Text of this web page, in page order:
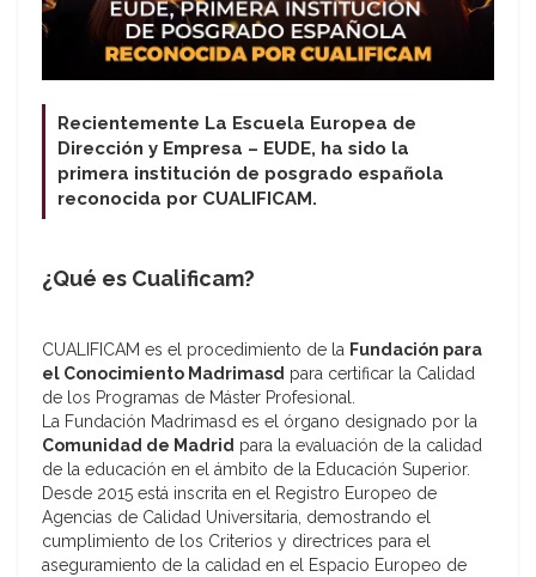
Recientemente La Escuela Europea de
Dirección y Empresa – EUDE, ha sido la
primera institución de posgrado española
reconocida por CUALIFICAM.
¿Qué es Cualificam?
CUALIFICAM es el procedimiento de la Fundación para
el Conocimiento Madrimasd para certificar la Calidad
de los Programas de Máster Profesional.
La Fundación Madrimasd es el órgano designado por la
Comunidad de Madrid para la evaluación de la calidad
de la educación en el ámbito de la Educación Superior.
Desde 2015 está inscrita en el Registro Europeo de
Agencias de Calidad Universitaria, demostrando el
cumplimiento de los Criterios y directrices para el
aseguramiento de la calidad en el Espacio Europeo de